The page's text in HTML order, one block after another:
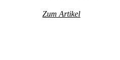
Zum Artikel